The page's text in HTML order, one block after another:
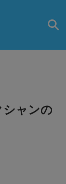
シャンの